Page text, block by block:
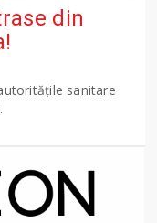
din
sanitare